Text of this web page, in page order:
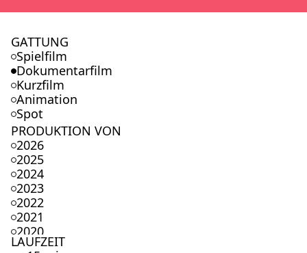
GATTUNG
Spielfilm
Dokumentarfilm
Kurzfilm
Animation
Spot
PRODUKTION VON
2026
2025
2024
2023
2022
2021
2020
2019
LAUFZEIT